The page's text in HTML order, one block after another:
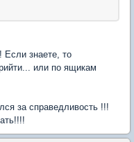
Если знаете, то
или по ящикам
за справедливость !!!